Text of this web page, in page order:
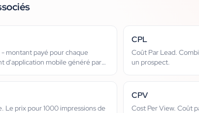
- montant payé pour chaque
d'application mobile généré par
CPL
Coût Par Lead.
un prospect.
Le prix pour 1000 impressions de
CPV
Cost Per View. Coût